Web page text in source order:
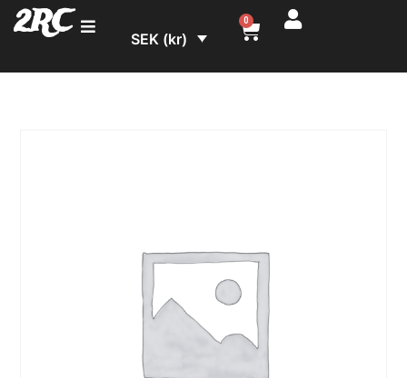
2RC SEK (kr)
0